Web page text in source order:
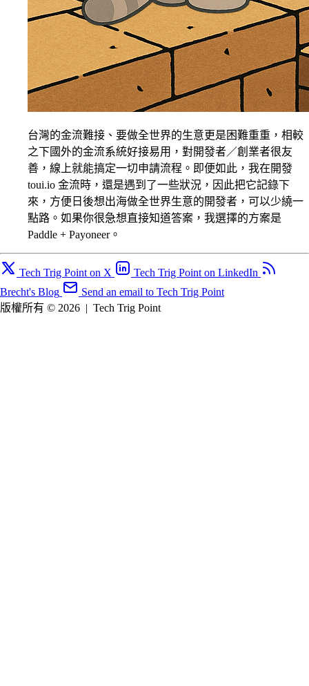
台灣的金流難接、要做全世界的生意更是困難重重，相較
之下國外的金流系統好接易用，對開發者／創業者很友
善，線上就能搞定一切申請流程。即便如此，我在開發
toui.io 金流時，還是遇到了一些狀況，因此把它記錄下
來，方便日後想出海做全世界生意的開發者，可以少繞一
點路。如果你很急想直接知道答案，我選擇的方案是
Paddle + Payoneer。
Tech Trig Point on X
Tech Trig Point on LinkedIn
Brecht's Blog
Send an email to Tech Trig Point
版權所有 © 2026 | Tech Trig Point